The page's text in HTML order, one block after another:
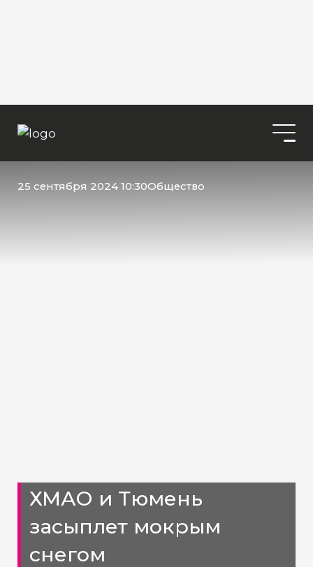
25 сентября 2024 10:30Общество
ХМАО и Тюмень
засыплет мокрым
снегом